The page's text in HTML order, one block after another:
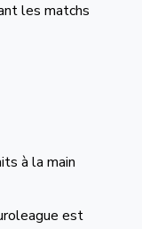
les matchs
à la main
est